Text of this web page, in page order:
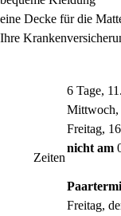
eine Decke für die
Ihre
Zeiten
6 Tage,
Mittwoch,
Freitag,
nicht am
Freitag,